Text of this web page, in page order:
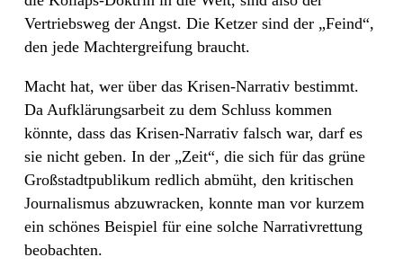
Vertriebsweg der Angst. Die Ketzer sind der „Feind“,
den jede Machtergreifung braucht.
Macht hat, wer über das Krisen-Narrativ bestimmt.
Da Aufklärungsarbeit zu dem Schluss kommen
könnte, dass das Krisen-Narrativ falsch war, darf es
sie nicht geben. In der „Zeit“, die sich für das grüne
Großstadtpublikum redlich abmüht, den kritischen
Journalismus abzuwracken, konnte man vor kurzem
ein schönes Beispiel für eine solche Narrativrettung
beobachten.